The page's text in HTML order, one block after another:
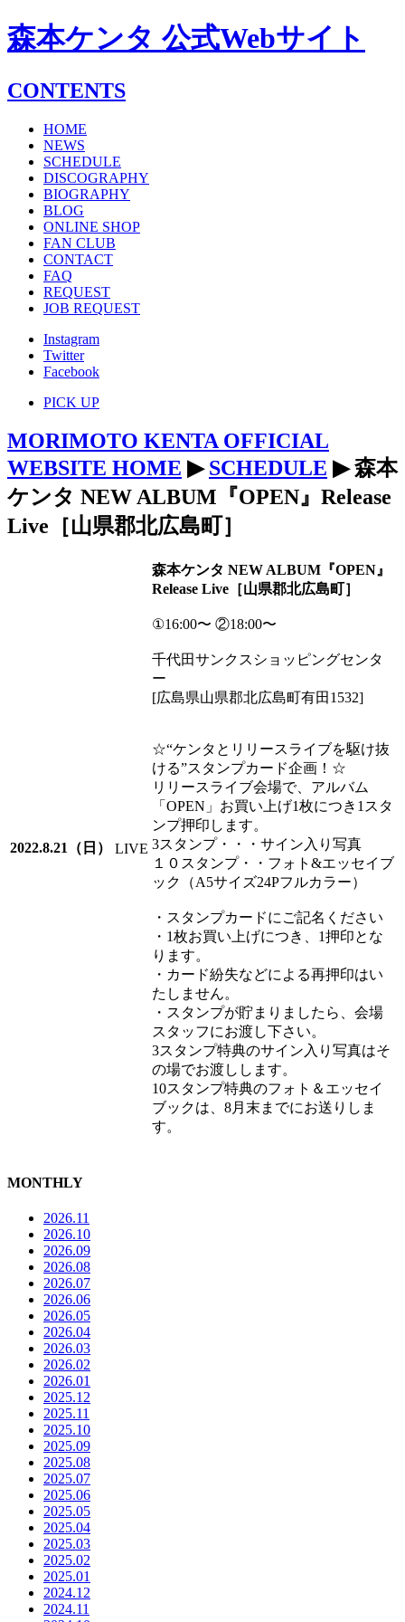
森本ケンタ 公式Webサイト
CONTENTS
HOME
NEWS
SCHEDULE
DISCOGRAPHY
BIOGRAPHY
BLOG
ONLINE SHOP
FAN CLUB
CONTACT
FAQ
REQUEST
JOB REQUEST
Instagram
Twitter
Facebook
PICK UP
MORIMOTO KENTA OFFICIAL
WEBSITE HOME ▶SCHEDULE ▶ 森本
ケンタ NEW ALBUM『OPEN』Release
Live［山県郡北広島町］
2022.8.21（日） LIVE
森本ケンタ NEW ALBUM『OPEN』
Release Live［山県郡北広島町］
①16:00〜 ②18:00〜
千代田サンクスショッピングセンタ
ー
[広島県山県郡北広島町有田1532]
☆“ケンタとリリースライブを駆け抜
ける”スタンプカード企画！☆
リリースライブ会場で、アルバム
「OPEN」お買い上げ1枚につき1スタ
ンプ押印します。
3スタンプ・・・サイン入り写真
１０スタンプ・・フォト&エッセイブ
ック（A5サイズ24Pフルカラー）
・スタンプカードにご記名ください
・1枚お買い上げにつき、1押印とな
ります。
・カード紛失などによる再押印はい
たしません。
・スタンプが貯まりましたら、会場
スタッフにお渡し下さい。
3スタンプ特典のサイン入り写真はそ
の場でお渡しします。
10スタンプ特典のフォト＆エッセイ
ブックは、8月末までにお送りしま
す。
MONTHLY
2026.11
2026.10
2026.09
2026.08
2026.07
2026.06
2026.05
2026.04
2026.03
2026.02
2026.01
2025.12
2025.11
2025.10
2025.09
2025.08
2025.07
2025.06
2025.05
2025.04
2025.03
2025.02
2025.01
2024.12
2024.11